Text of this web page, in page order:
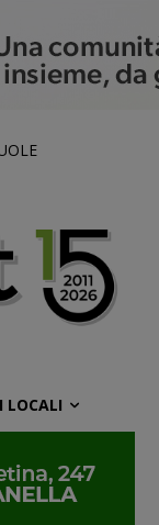
LOCALI